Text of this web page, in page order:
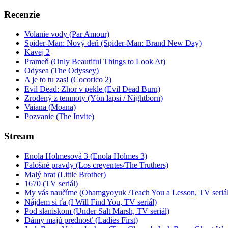
Recenzie
Volanie vody (Par Amour)
Spider-Man: Nový deň (Spider-Man: Brand New Day)
Kavej 2
Prameň (Only Beautiful Things to Look At)
Odysea (The Odyssey)
A je to tu zas! (Cocorico 2)
Evil Dead: Zhor v pekle (Evil Dead Burn)
Zrodený z temnoty (Yön lapsi / Nightborn)
Vaiana (Moana)
Pozvanie (The Invite)
Stream
Enola Holmesová 3 (Enola Holmes 3)
Falošné pravdy (Los creyentes/The Truthers)
Malý brat (Little Brother)
1670 (TV seriál)
My vás naučíme (Ohamgyoyuk /Teach You a Lesson, TV
Nájdem si ťa (I Will Find You, TV seriál)
Pod slaniskom (Under Salt Marsh, TV seriál)
Dámy majú prednosť (Ladies First)